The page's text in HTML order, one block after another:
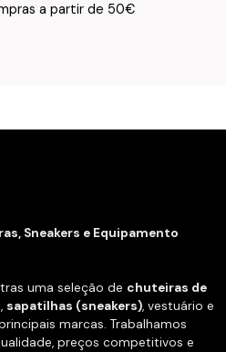
a partir de 50€
Cartão de Informação
Sneakers e Equipamento
uma seleção de chuteiras de
, sapatilhas (sneakers), vestuário e
marcas. Trabalhamos
preços competitivos e